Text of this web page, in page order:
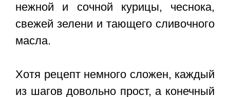
нежной и сочной курицы, чеснока,
свежей зелени и тающего сливочного
масла.
Хотя рецепт немного сложен, каждый
из шагов довольно прост, а конечный